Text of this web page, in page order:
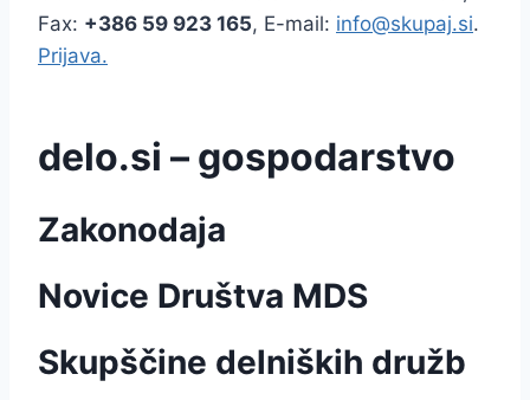
Fax: +386 59 923 165, E-mail: info@skupaj.si.
Prijava.
delo.si – gospodarstvo
Zakonodaja
Novice Društva MDS
Skupščine delniških družb